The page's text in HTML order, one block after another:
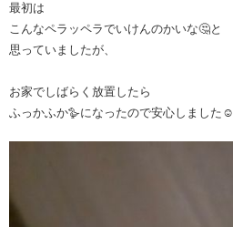
最初は
こんなペラッペラでいけんのかいな🤔と
思っていましたが、
お家でしばらく放置したら
ふっかふか🪿になったので安心しました☺️